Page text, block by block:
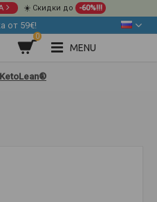
☀️ Скидки до -60%!!!
от 59€!
0
MENU